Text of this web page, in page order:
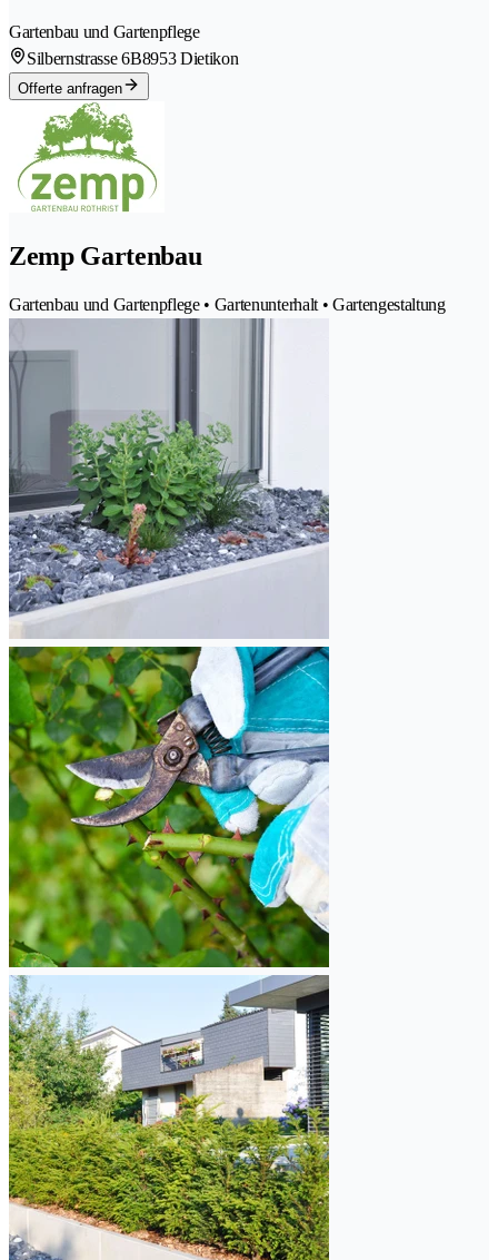
Gartenbau und Gartenpflege
Silbernstrasse 6B8953 Dietikon
Offerte anfragen
Zemp Gartenbau
Gartenbau und Gartenpflege • Gartenunterhalt • Gartengestaltung